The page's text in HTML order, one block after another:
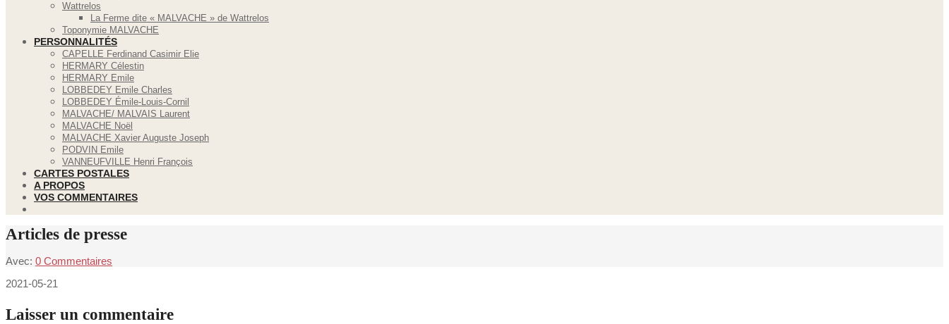
Wattrelos
La Ferme dite « MALVACHE » de Wattrelos
Toponymie MALVACHE
PERSONNALITÉS
CAPELLE Ferdinand Casimir Elie
HERMARY Célestin
HERMARY Emile
LOBBEDEY Emile Charles
LOBBEDEY Émile-Louis-Cornil
MALVACHE/ MALVAIS Laurent
MALVACHE Noël
MALVACHE Xavier Auguste Joseph
PODVIN Emile
VANNEUFVILLE Henri François
CARTES POSTALES
A PROPOS
VOS COMMENTAIRES
Articles de presse
Avec: 0 Commentaires
2021-05-21
Laisser un commentaire